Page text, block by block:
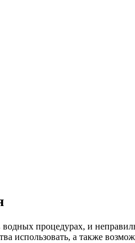
процедурах, и
использовать, а также